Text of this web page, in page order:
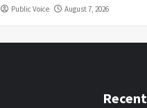
Public Voice August 7, 2026